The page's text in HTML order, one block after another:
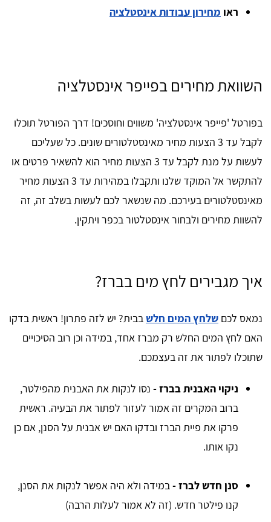
ראו מחירון עבודות אינסטלציה
השוואת מחירים בפייפר אינסטלציה
בפורטל 'פייפר אינסטלציה' משווים וחוסכים! דרך הפורטל תוכלו
לקבל עד 3 הצעות מחיר מאינסטלטורים שונים. כל שעליכם
לעשות על מנת לקבל עד 3 הצעות מחיר הוא להשאיר פרטים או
להתקשר אל המוקד שלנו ותקבלו במהירות עד 3 הצעות מחיר
מאינסטלטורים בעירכם. מה שנשאר לכם לעשות בשלב זה, זה
להשוות מחירים ולבחור אינסטלטור בכפר ויתקין.
איך מגבירים לחץ מים בברז?
נמאס לכם שלחץ המים חלשבבית? יש לזה פתרון! ראשית בדקו
האם לחץ המים החלש רק מברז אחד, במידה וכן רוב הסיכויים
שתוכלו לפתור את זה בעצמכם.
ניקוי האבנית בברז - נסו לנקות את האבנית מהפילטר,
ברוב המקרים זה אמור לעזור לפתור את הבעיה. ראשית
פרקו את פיית הברז ובדקו האם יש אבנית על הסנן, אם כן
נקו אותו.
סנן חדש לברז -במידה ולא היה אפשר לנקות את הסנן,
קנו פילטר חדש. (זה לא אמור לעלות הרבה)